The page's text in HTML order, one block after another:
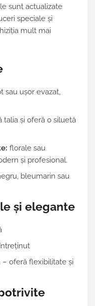
sunt actualizate
speciale și
mult mai
sau ușor evazat,
talia și oferă o siluetă
florale sau
și profesional.
bleumarin sau
și elegante
oferă flexibilitate și